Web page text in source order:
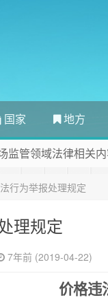
国家 地方
监管领域法律相关
行为举报处理规定
理规定
7年前 (2019-04-22)
价格违